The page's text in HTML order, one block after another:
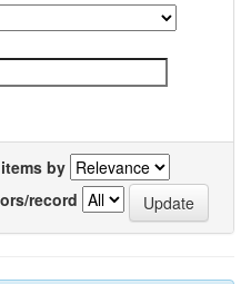
by
record